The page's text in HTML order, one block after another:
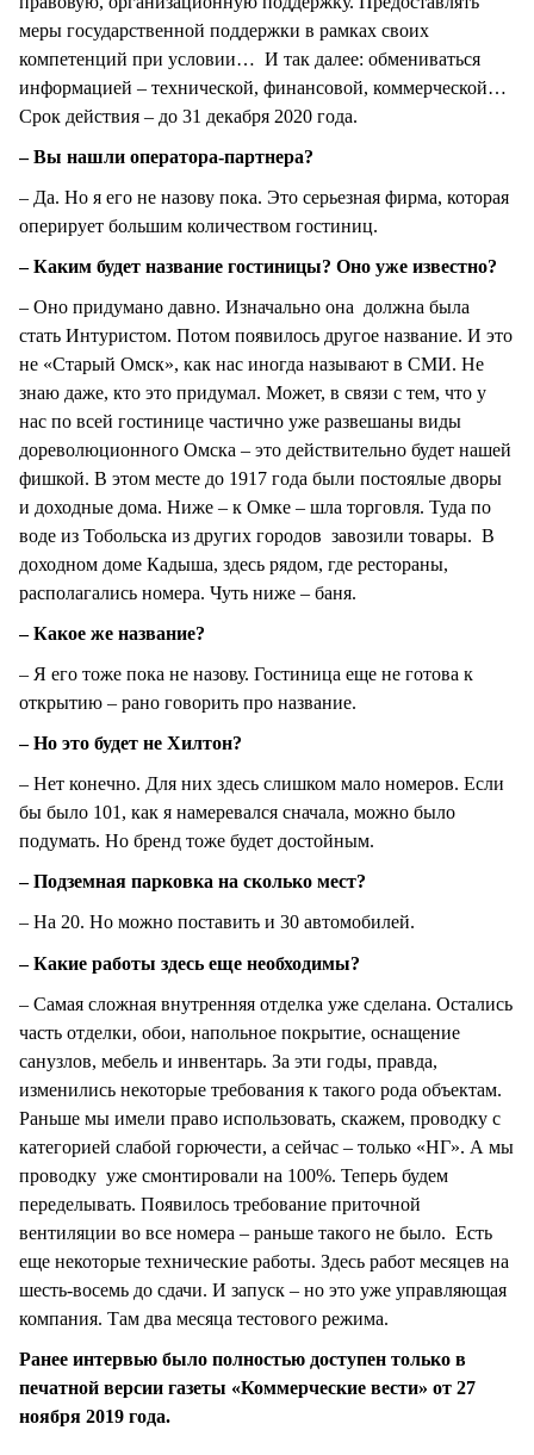
меры государственной поддержки в рамках своих
компетенций при условии… И так далее: обмениваться
информацией – технической, финансовой, коммерческой…
Срок действия – до 31 декабря 2020 года.
– Вы нашли оператора-партнера?
– Да. Но я его не назову пока. Это серьезная фирма, которая
оперирует большим количеством гостиниц.
– Каким будет название гостиницы? Оно уже известно?
– Оно придумано давно. Изначально она должна была
стать Интуристом. Потом появилось другое название. И это
не «Старый Омск», как нас иногда называют в СМИ. Не
знаю даже, кто это придумал. Может, в связи с тем, что у
нас по всей гостинице частично уже развешаны виды
дореволюционного Омска – это действительно будет нашей
фишкой. В этом месте до 1917 года были постоялые дворы
и доходные дома. Ниже – к Омке – шла торговля. Туда по
воде из Тобольска из других городов завозили товары. В
доходном доме Кадыша, здесь рядом, где рестораны,
располагались номера. Чуть ниже – баня.
– Какое же название?
– Я его тоже пока не назову. Гостиница еще не готова к
открытию – рано говорить про название.
– Но это будет не Хилтон?
– Нет конечно. Для них здесь слишком мало номеров. Если
бы было 101, как я намеревался сначала, можно было
подумать. Но бренд тоже будет достойным.
– Подземная парковка на сколько мест?
– На 20. Но можно поставить и 30 автомобилей.
– Какие работы здесь еще необходимы?
– Самая сложная внутренняя отделка уже сделана. Остались
часть отделки, обои, напольное покрытие, оснащение
санузлов, мебель и инвентарь. За эти годы, правда,
изменились некоторые требования к такого рода объектам.
Раньше мы имели право использовать, скажем, проводку с
категорией слабой горючести, а сейчас – только «НГ». А мы
проводку уже смонтировали на 100%. Теперь будем
переделывать. Появилось требование приточной
вентиляции во все номера – раньше такого не было. Есть
еще некоторые технические работы. Здесь работ месяцев на
шесть-восемь до сдачи. И запуск – но это уже управляющая
компания. Там два месяца тестового режима.
Ранее интервью было полностью доступен только в
печатной версии газеты «Коммерческие вести» от 27
ноября 2019 года.